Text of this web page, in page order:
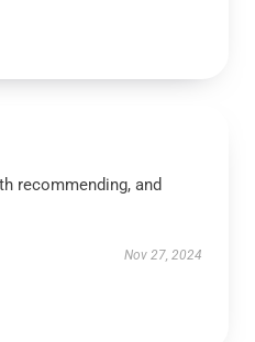
recommending, and
Nov 27, 2024